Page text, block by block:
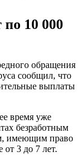
10 000
обращения
сообщил, что
выплаты
время уже
безработным
имеющим право
от 3 до 7 лет.